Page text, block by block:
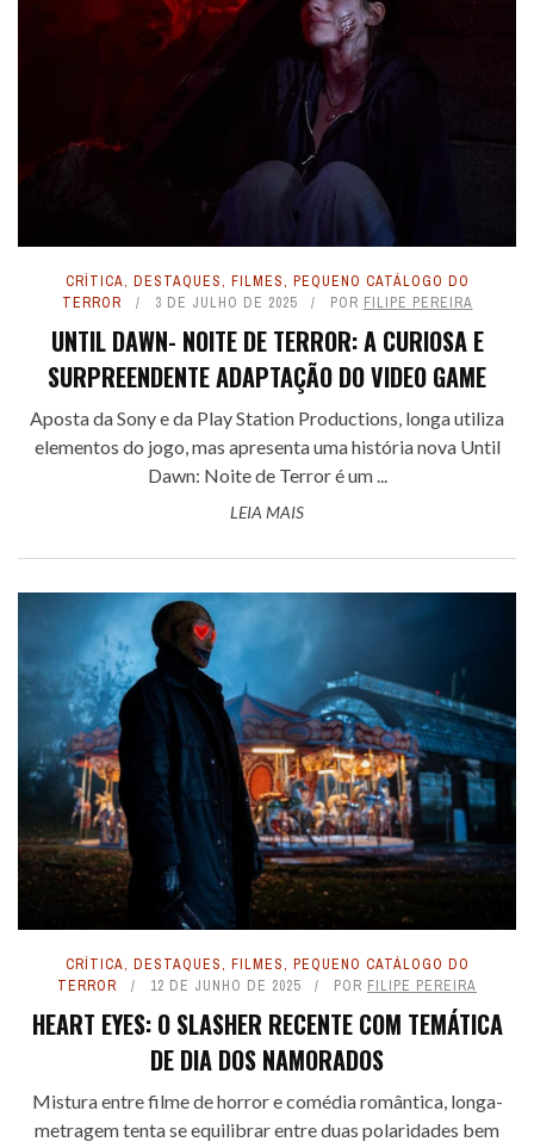
CRÍTICA, DESTAQUES, FILMES, PEQUENO CATÁLOGO DO
TERROR
3 DE JULHO DE 2025 POR FILIPE PEREIRA
UNTIL DAWN- NOITE DE TERROR: A CURIOSA E
SURPREENDENTE ADAPTAÇÃO DO VIDEO GAME
Aposta da Sony e da Play Station Productions, longa utiliza
elementos do jogo, mas apresenta uma história nova Until
Dawn: Noite de Terror é um ...
LEIA MAIS
CRÍTICA, DESTAQUES, FILMES, PEQUENO CATÁLOGO DO
TERROR
12 DE JUNHO DE 2025 POR FILIPE PEREIRA
HEART EYES: O SLASHER RECENTE COM TEMÁTICA
DE DIA DOS NAMORADOS
Mistura entre filme de horror e comédia romântica, longa-
metragem tenta se equilibrar entre duas polaridades bem